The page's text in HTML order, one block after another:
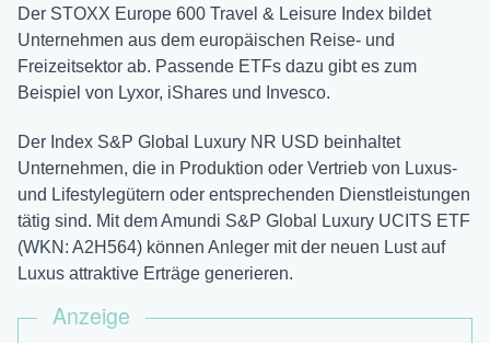
Der STOXX Europe 600 Travel & Leisure Index bildet
Unternehmen aus dem europäischen Reise- und
Freizeitsektor ab. Passende ETFs dazu gibt es zum
Beispiel von Lyxor, iShares und Invesco.
Der Index S&P Global Luxury NR USD beinhaltet
Unternehmen, die in Produktion oder Vertrieb von Luxus-
und Lifestylegütern oder entsprechenden Dienstleistungen
tätig sind. Mit dem Amundi S&P Global Luxury UCITS ETF
(WKN: A2H564) können Anleger mit der neuen Lust auf
Luxus attraktive Erträge generieren.
Anzeige